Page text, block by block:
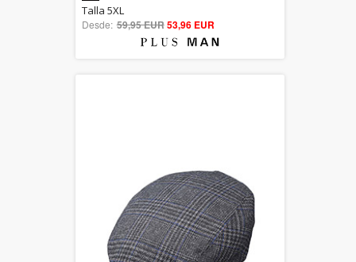
out of 5
Talla 5XL
Desde: 59,95 EUR53,96 EUR